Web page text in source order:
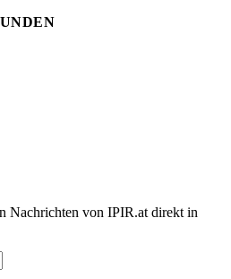
Nachrichten von IPIR.at direkt in